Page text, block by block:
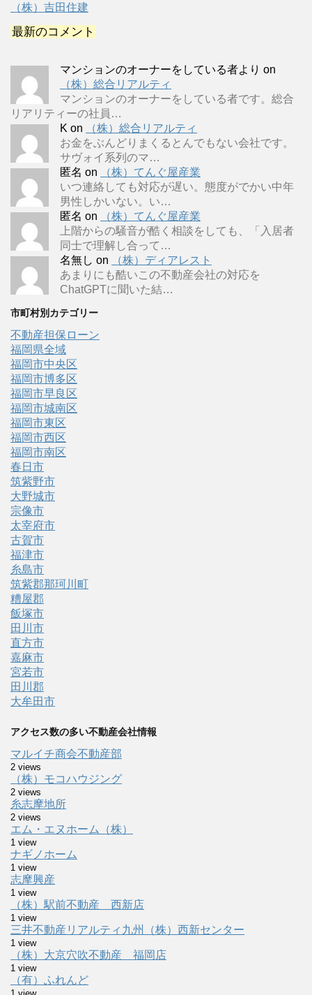
（株）吉田住建
最新のコメント
マンションのオーナーをしている者より on
（株）総合リアルティ
マンションのオーナーをしている者です。総合
リアリティーの社員…
K on
（株）総合リアルティ
お金をぶんどりまくるとんでもない会社です。
サヴォイ系列のマ…
匿名 on
（株）てんぐ屋産業
いつ連絡しても対応が遅い。態度がでかい中年
男性しかいない。い…
匿名 on
（株）てんぐ屋産業
上階からの騒音が酷く相談をしても、「入居者
同士で理解し合って…
名無し on
（株）ディアレスト
あまりにも酷いこの不動産会社の対応を
ChatGPTに聞いた結…
市町村別カテゴリー
不動産担保ローン
福岡県全域
福岡市中央区
福岡市博多区
福岡市早良区
福岡市城南区
福岡市東区
福岡市西区
福岡市南区
春日市
筑紫野市
大野城市
宗像市
太宰府市
古賀市
福津市
糸島市
筑紫郡那珂川町
糟屋郡
飯塚市
田川市
直方市
嘉麻市
宮若市
田川郡
大牟田市
アクセス数の多い不動産会社情報
マルイチ商会不動産部
2 views
（株）モコハウジング
2 views
糸志摩地所
2 views
エム・エヌホーム（株）
1 view
ナギノホーム
1 view
志摩興産
1 view
（株）駅前不動産 西新店
1 view
三井不動産リアルティ九州（株）西新センター
1 view
（株）大京穴吹不動産 福岡店
1 view
（有）ふれんど